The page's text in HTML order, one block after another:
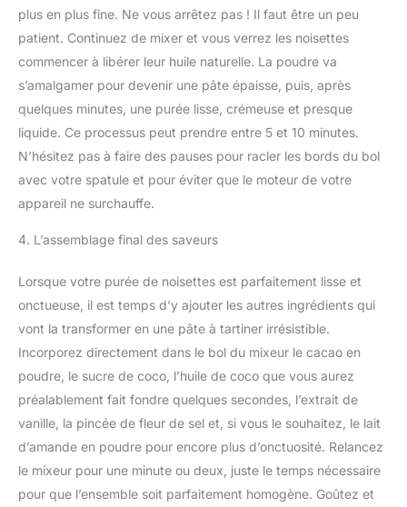
plus en plus fine. Ne vous arrêtez pas ! Il faut être un peu
patient. Continuez de mixer et vous verrez les noisettes
commencer à libérer leur huile naturelle. La poudre va
s’amalgamer pour devenir une pâte épaisse, puis, après
quelques minutes, une purée lisse, crémeuse et presque
liquide. Ce processus peut prendre entre 5 et 10 minutes.
N’hésitez pas à faire des pauses pour racler les bords du bol
avec votre spatule et pour éviter que le moteur de votre
appareil ne surchauffe.
4. L’assemblage final des saveurs
Lorsque votre purée de noisettes est parfaitement lisse et
onctueuse, il est temps d’y ajouter les autres ingrédients qui
vont la transformer en une pâte à tartiner irrésistible.
Incorporez directement dans le bol du mixeur le cacao en
poudre, le sucre de coco, l’huile de coco que vous aurez
préalablement fait fondre quelques secondes, l’extrait de
vanille, la pincée de fleur de sel et, si vous le souhaitez, le lait
d’amande en poudre pour encore plus d’onctuosité. Relancez
le mixeur pour une minute ou deux, juste le temps nécessaire
pour que l’ensemble soit parfaitement homogène. Goûtez et